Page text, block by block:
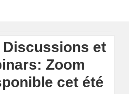
Discussions et
Zoom
cet été